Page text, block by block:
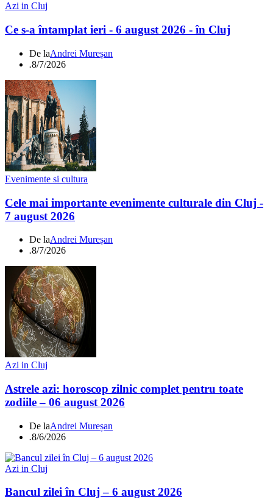
Azi in Cluj
Ce s-a întamplat ieri - 6 august 2026 - în Cluj
De laAndrei Mureșan
.8/7/2026
Evenimente si cultura
Cele mai importante evenimente culturale din Cluj -
7 august 2026
De laAndrei Mureșan
.8/7/2026
Azi in Cluj
Astrele azi: horoscop zilnic complet pentru toate
zodiile – 06 august 2026
De laAndrei Mureșan
.8/6/2026
Azi in Cluj
Bancul zilei în Cluj – 6 august 2026